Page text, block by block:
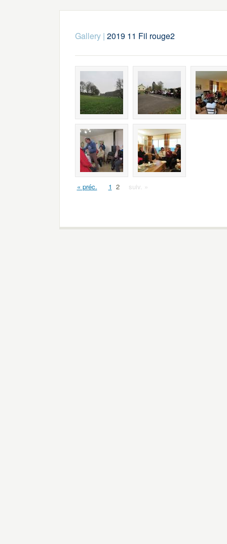
Gallery| 2019 11 Fil rouge2
« préc. 1 2 suiv. »